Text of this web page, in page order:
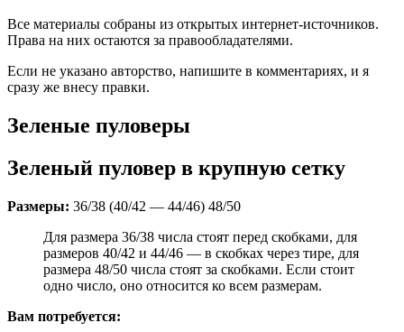
Все материалы собраны из открытых интернет-источников.
Права на них остаются за правообладателями.
Если не указано авторство, напишите в комментариях, и я
сразу же внесу правки.
Зеленые пуловеры
Зеленый пуловер в крупную сетку
Размеры: 36/38 (40/42 — 44/46) 48/50
Для размера 36/38 числа стоят перед скобками, для
размеров 40/42 и 44/46 — в скобках через тире, для
размера 48/50 числа стоят за скобками. Если стоит
одно число, оно относится ко всем размерам.
Вам потребуется: